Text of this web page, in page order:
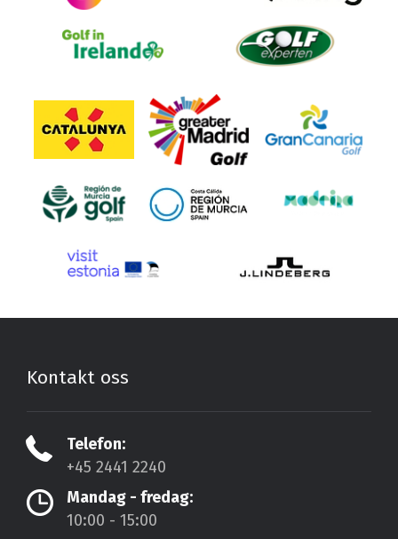
Kontakt oss
Telefon:
+45 2441 2240
Mandag - fredag:
10:00 - 15:00